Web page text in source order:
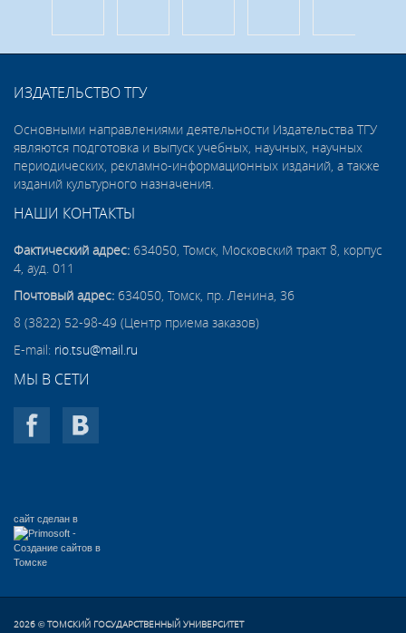
ИЗДАТЕЛЬСТВО ТГУ
Основными направлениями деятельности Издательства ТГУ
являются подготовка и выпуск учебных, научных, научных
периодических, рекламно-информационных изданий, а также
изданий культурного назначения.
НАШИ КОНТАКТЫ
Фактический адрес: 634050, Томск, Московский тракт 8, корпус
4, ауд. 011
Почтовый адрес: 634050, Томск, пр. Ленина, 36
8 (3822) 52-98-49 (Центр приема заказов)
E-mail: rio.tsu@mail.ru
МЫ В СЕТИ
сайт сделан в
2026 © ТОМСКИЙ ГОСУДАРСТВЕННЫЙ УНИВЕРСИТЕТ